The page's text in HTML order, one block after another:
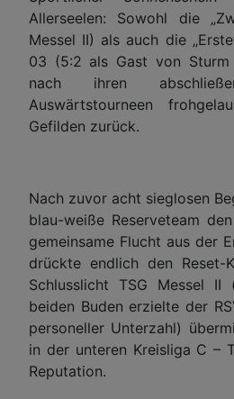
Allerseelen: Sowohl die
Messel II) als auch die
03 (5:2 als Gast von Sturm
nach ihren
Auswärtstourneen
Gefilden zurück.
Nach zuvor acht sieglosen
blau-weiße Reserveteam
gemeinsame Flucht aus der
drückte endlich den Reset-
Schlusslicht TSG Messel II
beiden Buden erzielte der
personeller Unterzahl)
in der unteren Kreisliga C –
Reputation.